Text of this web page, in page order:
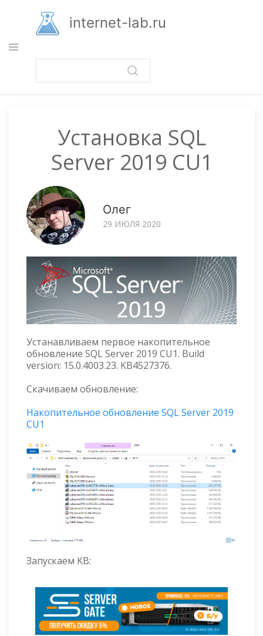
основному
содержанию
internet-lab.ru
Установка SQL
Server 2019 CU1
Олег
29 ИЮЛЯ 2020
Устанавливаем первое накопительное
обновление SQL Server 2019 CU1. Build
version: 15.0.4003.23. KB4527376.
Скачиваем обновление:
Накопительное обновление SQL Server 2019
CU1
Запускаем KB: